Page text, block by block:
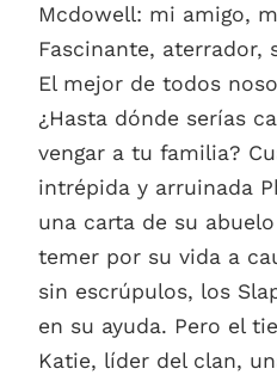
Mcdowell: mi amigo,
Fascinante, aterrador,
El mejor de todos
¿Hasta dónde serías
vengar a tu familia?
intrépida y arruinada
una carta de su
temer por su vida a
sin escrúpulos, los
en su ayuda. Pero el
Katie, líder del clan,